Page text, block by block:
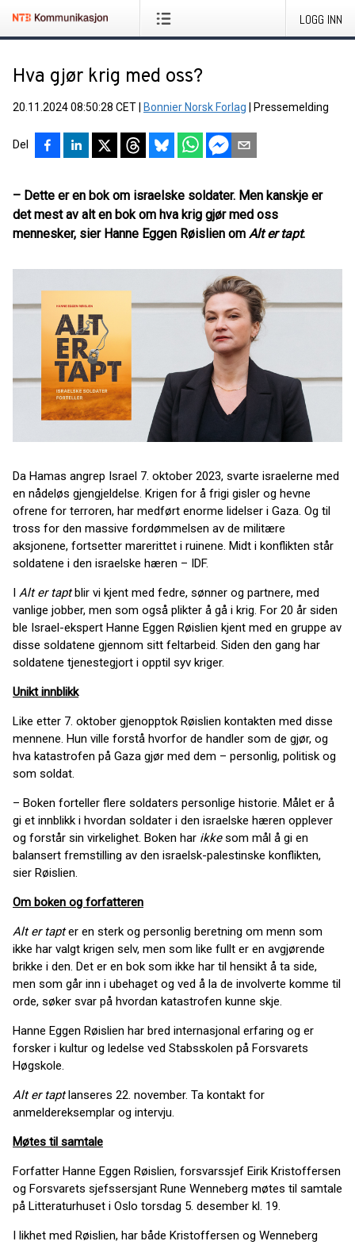
LOGG INN
Hva gjør krig med oss?
20.11.2024 08:50:28 CET Bonnier Norsk Forlag Pressemelding
Del
– Dette er en bok om israelske soldater. Men kanskje er
det mest av alt en bok om hva krig gjør med oss
mennesker, sier Hanne Eggen Røislien om Alt er tapt.
Da Hamas angrep Israel 7. oktober 2023, svarte israelerne med
en nådeløs gjengjeldelse. Krigen for å frigi gisler og hevne
ofrene for terroren, har medført enorme lidelser i Gaza. Og til
tross for den massive fordømmelsen av de militære
aksjonene, fortsetter marerittet i ruinene. Midt i konflikten står
soldatene i den israelske hæren – IDF.
I Alt er taptblir vi kjent med fedre, sønner og partnere, med
vanlige jobber, men som også plikter å gå i krig. For 20 år siden
ble Israel-ekspert Hanne Eggen Røislien kjent med en gruppe av
disse soldatene gjennom sitt feltarbeid. Siden den gang har
soldatene tjenestegjort i opptil syv kriger.
Unikt innblikk
Like etter 7. oktober gjenopptok Røislien kontakten med disse
mennene. Hun ville forstå hvorfor de handler som de gjør, og
hva katastrofen på Gaza gjør med dem – personlig, politisk og
som soldat.
– Boken forteller flere soldaters personlige historie. Målet er å
gi et innblikk i hvordan soldater i den israelske hæren opplever
og forstår sin virkelighet. Boken har ikkesom mål å gi en
balansert fremstilling av den israelsk-palestinske konflikten,
sier Røislien.
Om boken og forfatteren
Alt er tapter en sterk og personlig beretning om menn som
ikke har valgt krigen selv, men som like fullt er en avgjørende
brikke i den. Det er en bok som ikke har til hensikt å ta side,
men som går inn i ubehaget og ved å la de involverte komme til
orde, søker svar på hvordan katastrofen kunne skje.
Hanne Eggen Røislien har bred internasjonal erfaring og er
forsker i kultur og ledelse ved Stabsskolen på Forsvarets
Høgskole.
Alt er taptlanseres 22. november. Ta kontakt for
anmeldereksemplar og intervju.
Møtes til samtale
Forfatter Hanne Eggen Røislien, forsvarssjef Eirik Kristoffersen
og Forsvarets sjefssersjant Rune Wenneberg møtes til samtale
på Litteraturhuset i Oslo torsdag 5. desember kl. 19.
I likhet med Røislien, har både Kristoffersen og Wenneberg